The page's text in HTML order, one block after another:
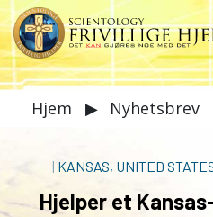
Hjem ▶ Nyhetsbrev
| KANSAS, UNITED
Hjelper et